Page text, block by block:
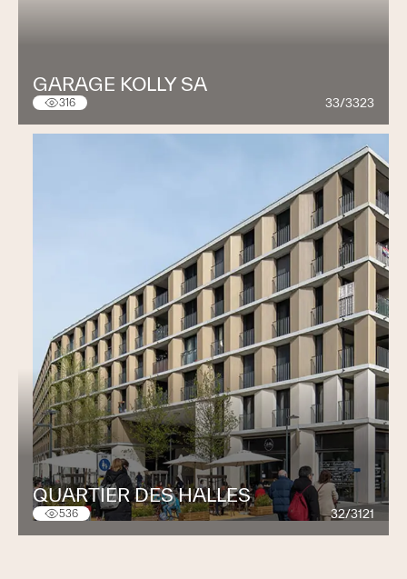
GARAGE KOLLY SA
316 33/3323
QUARTIER DES HALLES
536 32/3121